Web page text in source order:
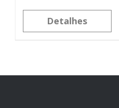
Detalhes